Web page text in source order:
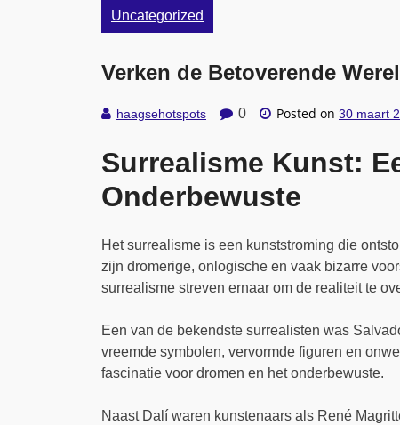
Uncategorized
Verken de Betoverende
haagsehotspots 0 Posted on 30 maart
Surrealisme Kunst:
Onderbewuste
Het surrealisme is een kunststroming die
zijn dromerige, onlogische en vaak bizarre
surrealisme streven ernaar om de realiteit te
Een van de bekendste surrealisten was
vreemde symbolen, vervormde figuren en
fascinatie voor dromen en het onderbewuste.
Naast Dalí waren kunstenaars als René